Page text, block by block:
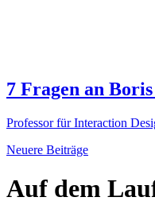
7 Fragen an
Pro­fessor für Inter­action
Beitragsnavigation
Neuere Beiträge
Auf dem